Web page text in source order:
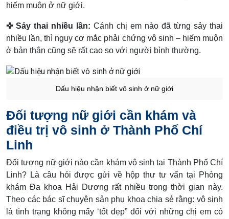
hiếm muộn ở nữ giới.
✜ Sảy thai nhiều lần: Cánh chị em nào đã từng sảy thai
nhiều lần, thì nguy cơ mắc phải chứng vô sinh – hiếm muộn
ở bản thân cũng sẽ rất cao so với người bình thường.
Dấu hiệu nhận biết vô sinh ở nữ giới
Đối tượng nữ giới cần khám và
điều trị vô sinh ở Thành Phố Chí
Linh
Đối tượng nữ giới nào cần khám vô sinh tại Thành Phố Chí
Linh? Là câu hỏi được gửi về hộp thư tư vấn tại Phòng
khám Đa khoa Hải Dương rất nhiều trong thời gian này.
Theo các bác sĩ chuyên sản phụ khoa chia sẻ rằng: vô sinh
là tình trạng không mấy ‘tốt đẹp” đối với những chị em có